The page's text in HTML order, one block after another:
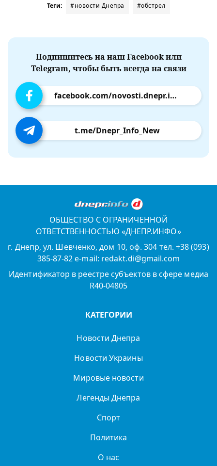
Теги: #новости Днепра #обстрел
Подпишитесь на наш Facebook или
Telegram, чтобы быть всегда на связи
facebook.com/novosti.dnepr.info
t.me/Dnepr_Info_New
ОБЩЕСТВО С ОГРАНИЧЕННОЙ
ОТВЕТСТВЕННОСТЬЮ «ДНЕПР.ИНФО»
г. Днепр, ул. Шевченко, дом 10, оф. 304 тел. +38 (093)
385-87-82 e-mail: redakt.di@gmail.com
Идентификатор в реестре субъектов в сфере медиа
R40-04805
КАТЕГОРИИ
Новости Днепра
Новости Украины
Мировые новости
Легенды Днепра
Спорт
Политика
О нас